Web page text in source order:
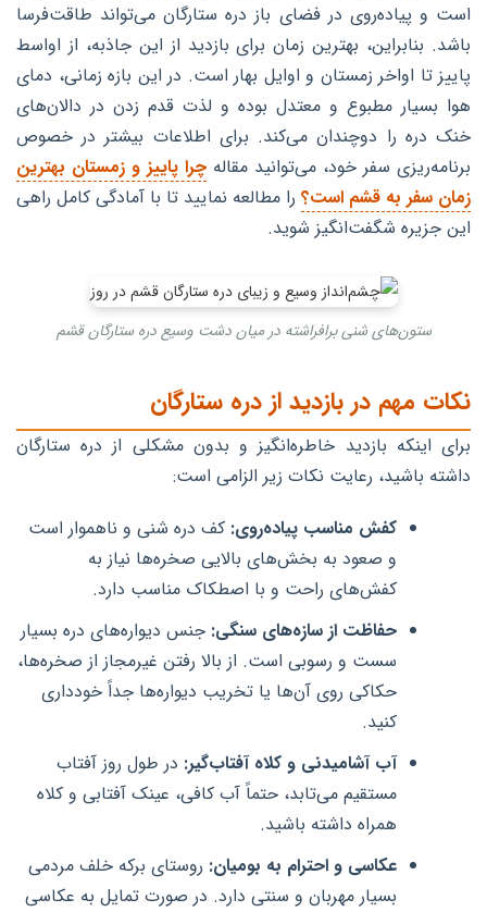
است و پیاده‌روی در فضای باز دره ستارگان می‌تواند طاقت‌فرسا
باشد. بنابراین، بهترین زمان برای بازدید از این جاذبه، از اواسط
پاییز تا اواخر زمستان و اوایل بهار است. در این بازه زمانی، دمای
هوا بسیار مطبوع و معتدل بوده و لذت قدم زدن در دالان‌های
خنک دره را دوچندان می‌کند. برای اطلاعات بیشتر در خصوص
برنامه‌ریزی سفر خود، می‌توانید مقاله چرا پاییز و زمستان بهترین
زمان سفر به قشم است؟ را مطالعه نمایید تا با آمادگی کامل راهی
این جزیره شگفت‌انگیز شوید.
ستون‌های شنی برافراشته در میان دشت وسیع دره ستارگان قشم
نکات مهم در بازدید از دره ستارگان
برای اینکه بازدید خاطره‌انگیز و بدون مشکلی از دره ستارگان
داشته باشید، رعایت نکات زیر الزامی است:
کفش مناسب پیاده‌روی: کف دره شنی و ناهموار است
و صعود به بخش‌های بالایی صخره‌ها نیاز به
کفش‌های راحت و با اصطکاک مناسب دارد.
حفاظت از سازه‌های سنگی: جنس دیواره‌های دره بسیار
سست و رسوبی است. از بالا رفتن غیرمجاز از صخره‌ها،
حکاکی روی آن‌ها یا تخریب دیواره‌ها جداً خودداری
کنید.
آب آشامیدنی و کلاه آفتاب‌گیر: در طول روز آفتاب
مستقیم می‌تابد، حتماً آب کافی، عینک آفتابی و کلاه
همراه داشته باشید.
عکاسی و احترام به بومیان: روستای برکه خلف مردمی
بسیار مهربان و سنتی دارد. در صورت تمایل به عکاسی